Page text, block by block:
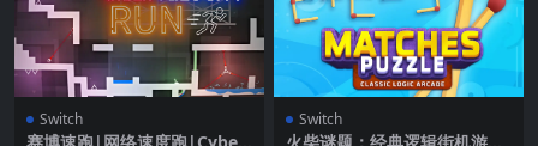
Switch Switch